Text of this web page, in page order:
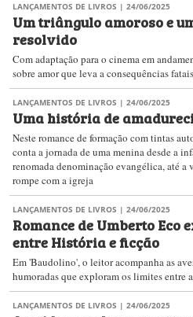
LANÇAMENTOS DE LIVROS | 24/06/2025
Um triângulo amoroso e
resolvido
Com adaptação para o cinema em
sobre amor que leva a consequências fatais
LANÇAMENTOS DE LIVROS | 24/06/2025
Uma história de
Neste romance de formação com tintas
conta a jornada de uma menina desde a
renomada denominação evangélica, até
rompe com a igreja
LANÇAMENTOS DE LIVROS | 24/06/2025
Romance de Umberto Eco
entre História e ficção
Em 'Baudolino', o leitor acompanha as
humoradas que exploram os limites entre
LANÇAMENTOS DE LIVROS | 24/06/2025